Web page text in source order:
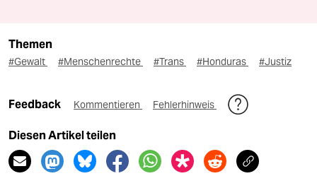
Themen
#Gewalt #Menschenrechte #Trans #Honduras #Justiz
Feedback Kommentieren Fehlerhinweis
Diesen Artikel teilen